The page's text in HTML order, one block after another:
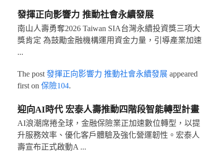
發揮正向影響力 推動社會永續發展
南山人壽勇奪2026 Taiwan SIA台灣永續投資獎三項大
獎肯定 為鼓勵金融機構運用資金力量，引導產業加速
...
The post 發揮正向影響力 推動社會永續發展appeared
first on 保險104.
迎向AI時代 宏泰人壽推動四階段智能轉型計畫
AI浪潮席捲全球，金融保險業正加速數位轉型，以提
升服務效率、優化客戶體驗及強化營運韌性。宏泰人
壽宣布正式啟動A ...